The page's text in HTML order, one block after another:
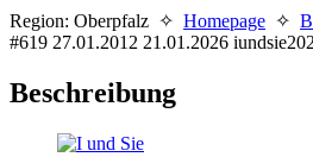
Region: Oberpfalz ✧ Homepage ✧
#619 27.01.2012 21.01.2026
Beschreibung